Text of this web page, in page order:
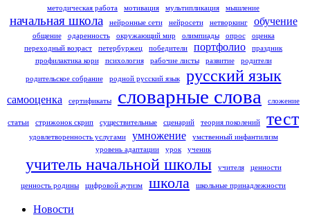
методическая работа
мотивация мультипликация мышление
начальная школа нейронные сети нейросети нетворкинг обучение
общение одаренность окружающий мир олимпиады опрос
оценка
переходный возраст
петербуржец победители портфолио
праздник
профилактика кори
психология рабочие листы развитие родители
родительское собрание родной русский язык русский язык
самооценка сертификаты словарные слова сложение
статьи стрижонок скрип существительные сценарий теория поколений тест
удовлетворенность услугами умножение
умственный инфантилизм
уровень адаптации
урок ученик
учитель начальной школы учителя ценности
ценность родины цифровой аутизм школа школьные принадлежности
Новости